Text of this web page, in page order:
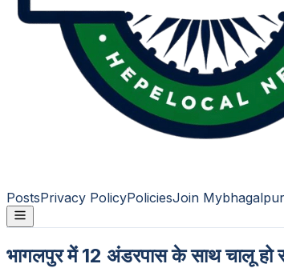
PostsPrivacy PolicyPoliciesJoin
भागलपुर में 12 अंडरपास के साथ चालू हो